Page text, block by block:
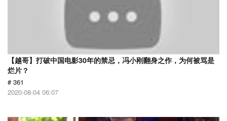
【越哥】打破中国电影30年的禁忌，冯小刚翻身之作，为何被骂是
烂片？
# 361
2020-08-04 06:07